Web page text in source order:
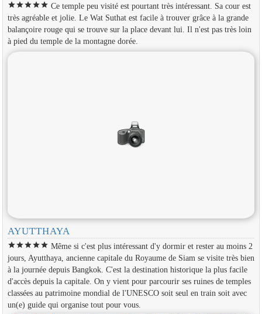
starstarstarstarstar Ce temple peu visité est pourtant très intéressant. Sa cour est
très agréable et jolie. Le Wat Suthat est facile à trouver grâce à la grande
balançoire rouge qui se trouve sur la place devant lui. Il n'est pas très loin
à pied du temple de la montagne dorée.
AYUTTHAYA
starstarstarstarstar Même si c'est plus intéressant d'y dormir et rester au moins 2
jours, Ayutthaya, ancienne capitale du Royaume de Siam se visite très bien
à la journée depuis Bangkok. C'est la destination historique la plus facile
d'accès depuis la capitale. On y vient pour parcourir ses ruines de temples
classées au patrimoine mondial de l'UNESCO soit seul en train soit avec
un(e) guide qui organise tout pour vous.